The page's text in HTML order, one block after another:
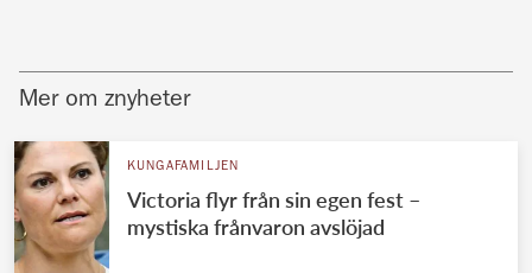
Mer om znyheter
KUNGAFAMILJEN
Victoria flyr från sin egen fest –
mystiska frånvaron avslöjad